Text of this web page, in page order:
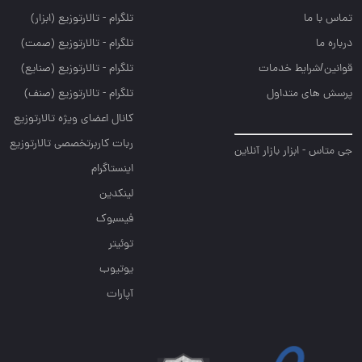
تماس با ما
درباره ما
قوانین/شرایط خدمات
پرسش های متداول
جی متاس - ابزار بازار آنلاین
تلگرام - تالارتوزيع (ابزار)
تلگرام - تالارتوزيع (صمت)
تلگرام - تالارتوزيع (صنايع)
تلگرام - تالارتوزیع (صنف)
کانال اعضای ویژه تالارتوزیع
ربات کاربرتخصصی تالارتوزیع
اینستاگرام
لینکدین
فیسبوک
توئیتر
یوتیوب
آپارات